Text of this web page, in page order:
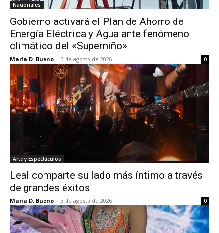
Nacionales
Gobierno activará el Plan de Ahorro de
Energía Eléctrica y Agua ante fenómeno
climático del «Superniño»
María D. Bueno - 3 de agosto de 2026 0
Arte y Espectáculos
Leal comparte su lado más íntimo a través
de grandes éxitos
María D. Bueno - 3 de agosto de 2026 0